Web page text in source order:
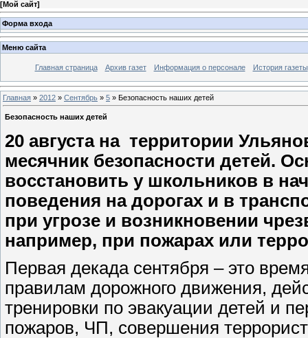
[Мой сайт]
Форма входа
Меню сайта
Главная страница Архив газет Информация о персонале История газеты
Главная » 2012 » Сентябрь » 5 » Безопасность наших детей
Безопасность наших детей
20 августа на территории
месячник безопасности детей.
восстановить у школьников в
поведения на дорогах и в
при угрозе и возникновении
например, при пожарах или
Первая декада сентября – это
правилам дорожного движения,
тренировки по эвакуации детей и
пожаров, ЧП, совершения